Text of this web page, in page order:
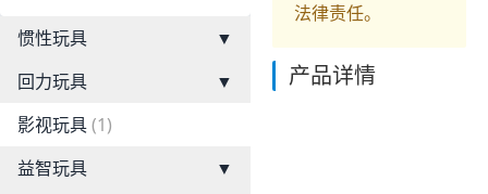
惯性玩具
▼
回力玩具
▼
影视玩具(1)
益智玩具
▼
法律责任。
产品详情